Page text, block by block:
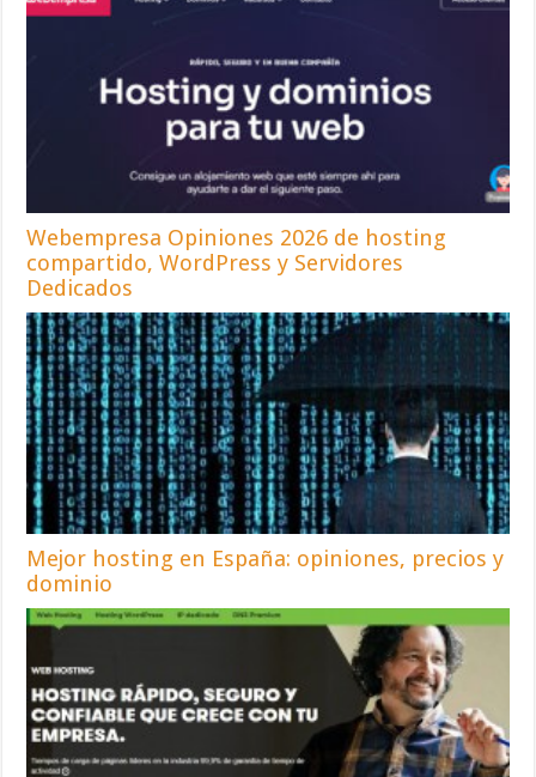
Webempresa Opiniones 2026 de hosting
compartido, WordPress y Servidores
Dedicados
Mejor hosting en España: opiniones, precios y
dominio